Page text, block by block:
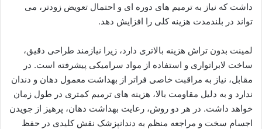
داشت که نیاز به ترمیم های دوره ای و احتمال تعویض زودتر، می
تواند در بلندمدت هزینه کلی را افزایش دهد.
لمینت بدون تراش هزینه بالاتری دارد، زیرا نیازمند طراحی دقیق،
ساخت لابراتواری و استفاده از مواد سرامیکی پیشرفته است. در
مقابل، نیاز به مراقبت خاصی فراتر از بهداشت معمول دهان و دندان
ندارد و به دلیل مقاومت بالا، هزینه های ترمیم کمتری در طول زمان
خواهد داشت. در هر دو روش، رعایت بهداشت دهان، پرهیز از جویدن
اجسام سخت و مراجعه منظم به دندانپزشک نقش کلیدی در حفظ